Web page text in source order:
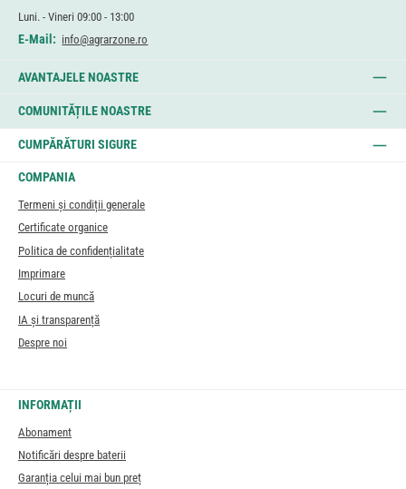
Luni. - Vineri 09:00 - 13:00
E-Mail: info@agrarzone.ro
AVANTAJELE NOASTRE
COMUNITĂȚILE NOASTRE
CUMPĂRĂTURI SIGURE
COMPANIA
Termeni și condiții generale
Certificate organice
Politica de confidențialitate
Imprimare
Locuri de muncă
IA și transparență
Despre noi
INFORMAȚII
Abonament
Notificări despre baterii
Garanția celui mai bun preț